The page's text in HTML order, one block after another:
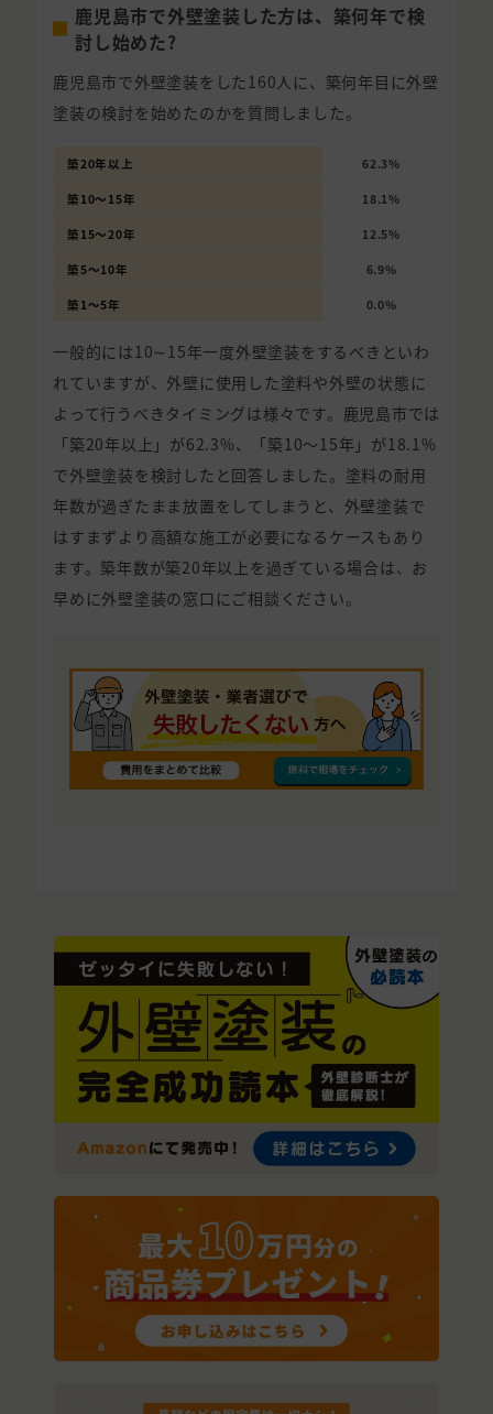
鹿児島市で外壁塗装した方は、築何年で検
討し始めた?
鹿児島市で外壁塗装をした160人に、築何年目に外壁
塗装の検討を始めたのかを質問しました。
築20年以上 62.3%
築10〜15年 18.1%
築15〜20年 12.5%
築5〜10年 6.9%
築1〜5年 0.0%
一般的には10∼15年一度外壁塗装をするべきといわ
れていますが、外壁に使用した塗料や外壁の状態に
よって行うべきタイミングは様々です。鹿児島市では
「築20年以上」が62.3%、「築10〜15年」が18.1%
で外壁塗装を検討したと回答しました。塗料の耐用
年数が過ぎたまま放置をしてしまうと、外壁塗装で
はすまずより高額な施工が必要になるケースもあり
ます。築年数が築20年以上を過ぎている場合は、お
早めに外壁塗装の窓口にご相談ください。